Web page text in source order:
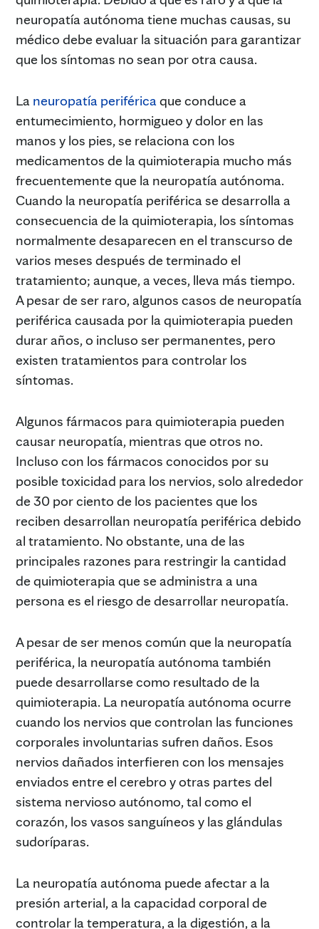
neuropatía autónoma tiene muchas causas, su
médico debe evaluar la situación para garantizar
que los síntomas no sean por otra causa.
La neuropatía periféricaque conduce a
entumecimiento, hormigueo y dolor en las
manos y los pies, se relaciona con los
medicamentos de la quimioterapia mucho más
frecuentemente que la neuropatía autónoma.
Cuando la neuropatía periférica se desarrolla a
consecuencia de la quimioterapia, los síntomas
normalmente desaparecen en el transcurso de
varios meses después de terminado el
tratamiento; aunque, a veces, lleva más tiempo.
A pesar de ser raro, algunos casos de neuropatía
periférica causada por la quimioterapia pueden
durar años, o incluso ser permanentes, pero
existen tratamientos para controlar los
síntomas.
Algunos fármacos para quimioterapia pueden
causar neuropatía, mientras que otros no.
Incluso con los fármacos conocidos por su
posible toxicidad para los nervios, solo alrededor
de 30 por ciento de los pacientes que los
reciben desarrollan neuropatía periférica debido
al tratamiento. No obstante, una de las
principales razones para restringir la cantidad
de quimioterapia que se administra a una
persona es el riesgo de desarrollar neuropatía.
A pesar de ser menos común que la neuropatía
periférica, la neuropatía autónoma también
puede desarrollarse como resultado de la
quimioterapia. La neuropatía autónoma ocurre
cuando los nervios que controlan las funciones
corporales involuntarias sufren daños. Esos
nervios dañados interfieren con los mensajes
enviados entre el cerebro y otras partes del
sistema nervioso autónomo, tal como el
corazón, los vasos sanguíneos y las glándulas
sudoríparas.
La neuropatía autónoma puede afectar a la
presión arterial, a la capacidad corporal de
controlar la temperatura, a la digestión, a la